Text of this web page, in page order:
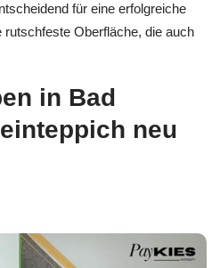
für eine erfolgreiche
rutschfeste Oberfläche, die auch
in Bad
neu